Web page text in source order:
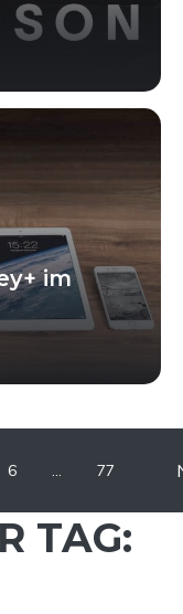
im
6 … 77
TAG: